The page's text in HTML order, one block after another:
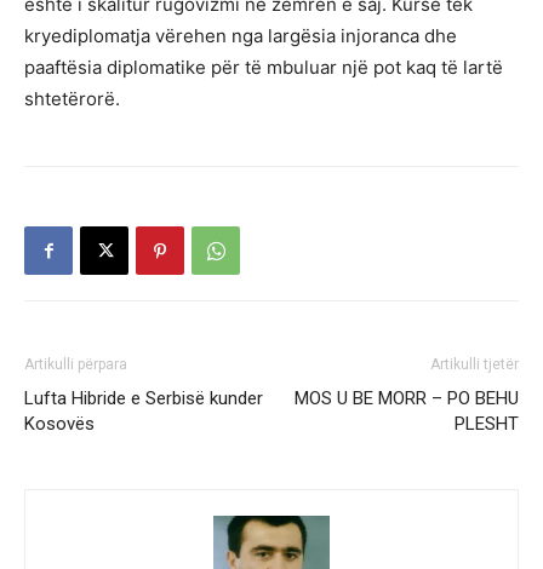
është i skalitur rugovizmi në zemrën e saj. Kurse tek
kryediplomatja vërehen nga largësia injoranca dhe
paaftësia diplomatike për të mbuluar një pot kaq të lartë
shtetërorë.
Artikulli përpara
Lufta Hibride e Serbisë kunder
Kosovës
Artikulli tjetër
MOS U BE MORR – PO BEHU
PLESHT